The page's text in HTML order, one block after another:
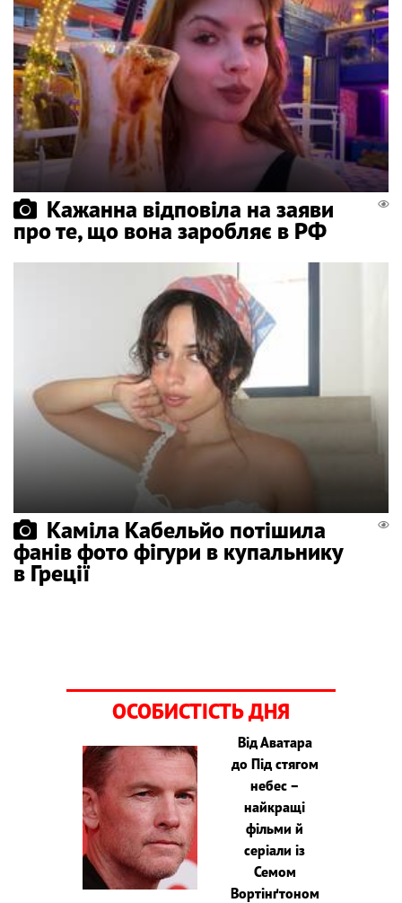
Кажанна відповіла на заяви
про те, що вона заробляє в РФ
Каміла Кабельйо потішила
фанів фото фігури в купальнику
в Греції
ОСОБИСТІСТЬ ДНЯ
Від Аватара
до Під стягом
небес –
найкращі
фільми й
серіали із
Семом
Вортінґтоном